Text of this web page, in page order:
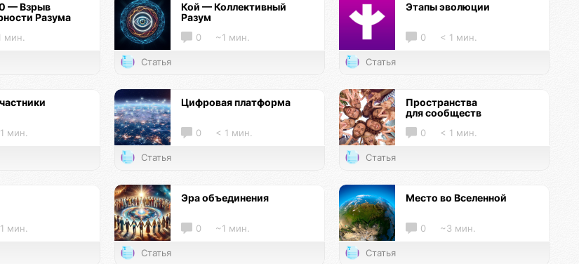
— Взрыв
Разума
мин.
Кой — Коллективный
Разум
0 ~1 мин.
Статья
Этапы эволюции
0 < 1 мин.
Статья
мин.
Цифровая платформа
0 < 1 мин.
Статья
Пространства
для сообществ
0 < 1 мин.
Статья
мин.
Эра объединения
0 ~1 мин.
Статья
Место во Вселенной
0 ~3 мин.
Статья